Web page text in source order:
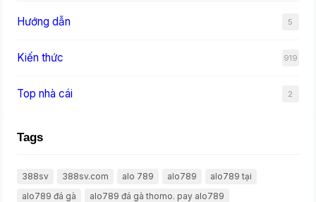
Hướng dẫn 5
Kiến thức 919
Top nhà cái 2
Tags
388sv 388sv.com alo 789 alo789
alo789 tại
alo789 đá gà
alo789 đá gà thomo. pay alo789